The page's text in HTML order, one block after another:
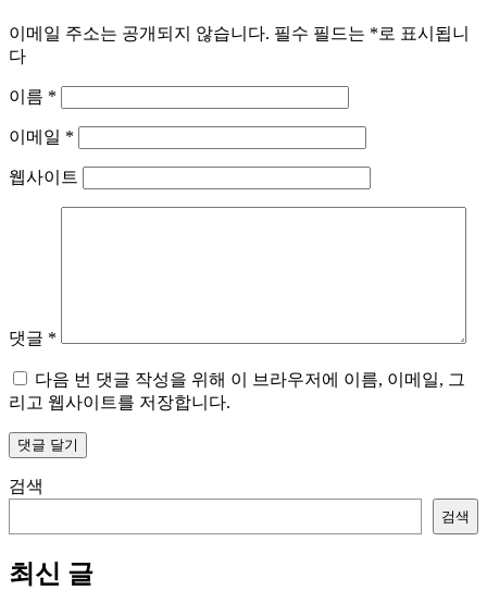
이메일 주소는 공개되지 않습니다. 필수 필드는 *로 표시됩니
다
이름 *
이메일 *
웹사이트
댓글 *
다음 번 댓글 작성을 위해 이 브라우저에 이름, 이메일, 그
리고 웹사이트를 저장합니다.
검색
검색
최신 글